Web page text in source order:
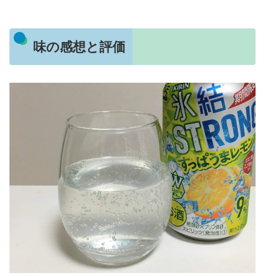
味の感想と評価